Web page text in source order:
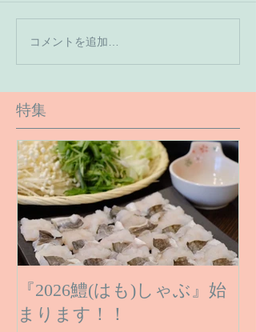
【６月１６日のご予約状
況です】
コメントを追加…
特集
『2026鱧(はも)しゃぶ』始
まります！！